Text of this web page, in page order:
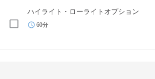
ハイライト・ローライトオプション
60分